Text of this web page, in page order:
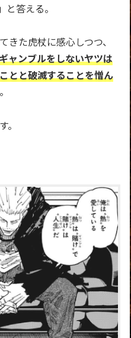
と答える。
きた虎杖に感心しつつ、
ャンブルをしないヤツは
とと破滅することを憎ん